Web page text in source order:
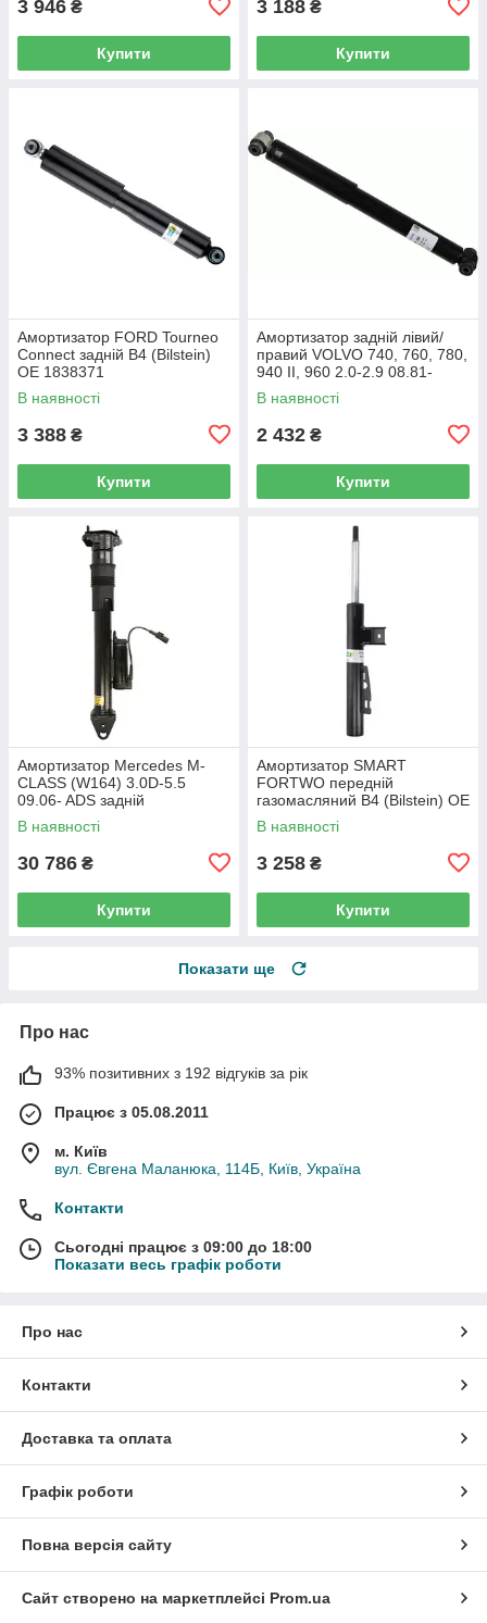
3 946 ₴
Купити
3 188 ₴
Купити
Амортизатор FORD Tourneo
Connect задній B4 (Bilstein)
OE 1838371
В наявності
3 388 ₴
Купити
Амортизатор задній лівий/
правий VOLVO 740, 760, 780,
940 II, 960 2.0-2.9 08.81-
10.98 газомасляний (SACHS)
OE 1282107
В наявності
2 432 ₴
Купити
Амортизатор Mercedes M-
CLASS (W164) 3.0D-5.5
09.06- ADS задній
газомасляний B4 (Bilstein) OE
1643200731
В наявності
30 786 ₴
Купити
Амортизатор SMART
FORTWO передній
газомасляний B4 (Bilstein) OE
4513201131
В наявності
3 258 ₴
Купити
Показати ще
Про нас
93% позитивних з 192 відгуків за рік
Працює з 05.08.2011
м. Київ
вул. Євгена Маланюка, 114Б, Київ, Україна
Контакти
Сьогодні працює з 09:00 до 18:00
Показати весь графік роботи
Про нас
Контакти
Доставка та оплата
Графік роботи
Повна версія сайту
Сайт створено на маркетплейсі Prom.ua